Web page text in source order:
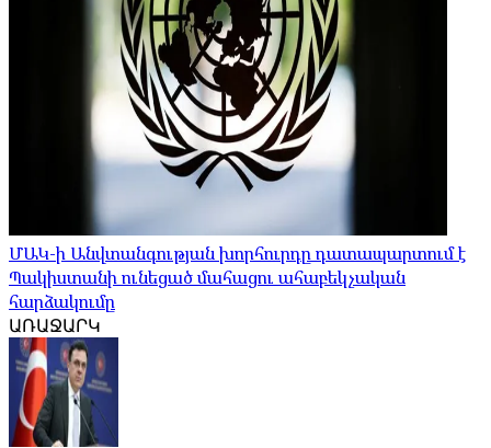
ՄԱԿ-ի Անվտանգության խորհուրդը դատապարտում է
Պակիստանի ունեցած մահացու ահաբեկչական
հարձակումը
ԱՌԱՋԱՐԿ